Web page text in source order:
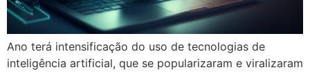
Ano terá intensificação do uso de tecnologias de
inteligência artificial, que se popularizaram e viralizaram